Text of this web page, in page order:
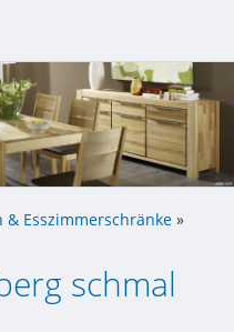
& Esszimmerschränke »
schmal